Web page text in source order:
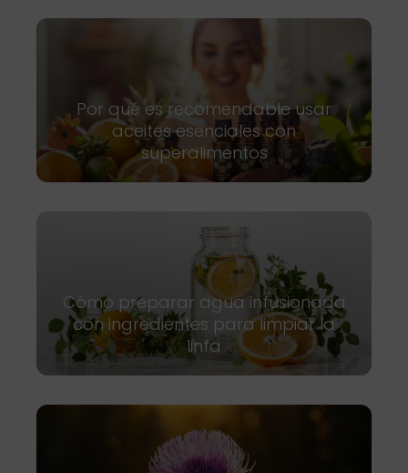
Por qué es recomendable usar
aceites esenciales con
superalimentos
Cómo preparar agua infusionada
con ingredientes para limpiar la
linfa